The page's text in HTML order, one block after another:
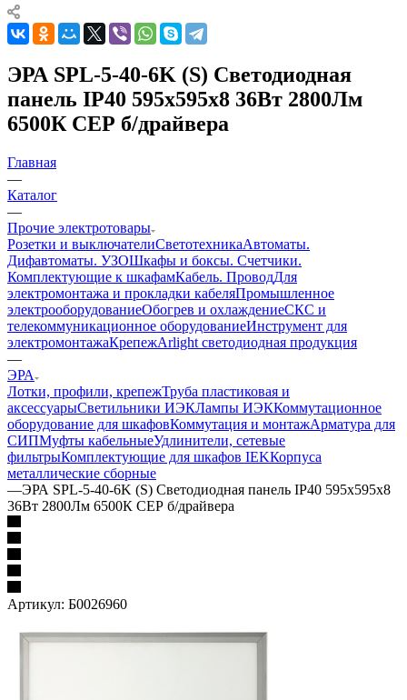
ЭРА SPL-5-40-6K (S) Светодиодная
панель IP40 595x595x8 36Вт 2800Лм
6500К СЕР б/драйвера
Главная
—
Каталог
—
Прочие электротовары
Розетки и выключателиСветотехникаАвтоматы.
Дифавтоматы. УЗОШкафы и боксы. Счетчики.
Комплектующие к шкафамКабель. ПроводДля
электромонтажа и прокладки кабеляПромышленное
электрооборудованиеОбогрев и охлаждениеСКС и
телекоммуникационное оборудованиеИнструмент для
электромонтажаКрепежArlight светодиодная продукция
—
ЭРА
Лотки, профили, крепежТруба пластиковая и
аксессуарыСветильники ИЭКЛампы ИЭККоммутационное
оборудование для шкафовКоммутация и монтажАрматура для
СИПМуфты кабельныеУдлинители, сетевые
фильтрыКомплектующие для шкафов IEKКорпуса
металлические сборные
—ЭРА SPL-5-40-6K (S) Светодиодная панель IP40 595x595x8
36Вт 2800Лм 6500К СЕР б/драйвера
Артикул: Б0026960